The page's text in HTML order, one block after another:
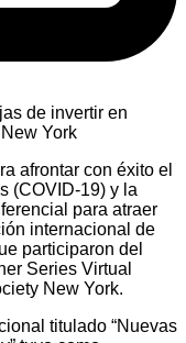
afrontar con éxito el
(COVID-19) y la
para atraer
internacional de
participaron del
Series Virtual
New York.
titulado “Nuevas